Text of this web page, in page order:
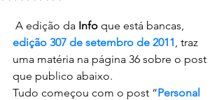
A edição da Info que está bancas,
edição 307 de setembro de 2011, traz
uma matéria na página 36 sobre o post
que publico abaixo.
Tudo começou com o post “Personal